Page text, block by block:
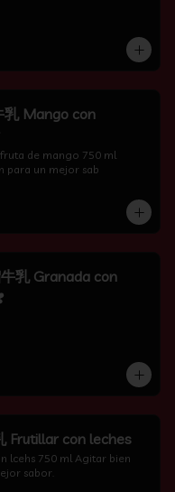
乳 Mango con
de mango 750 ml
para un mejor sab
con
Frutillar con leches
lcehs 750 ml Agitar bien
sabor.